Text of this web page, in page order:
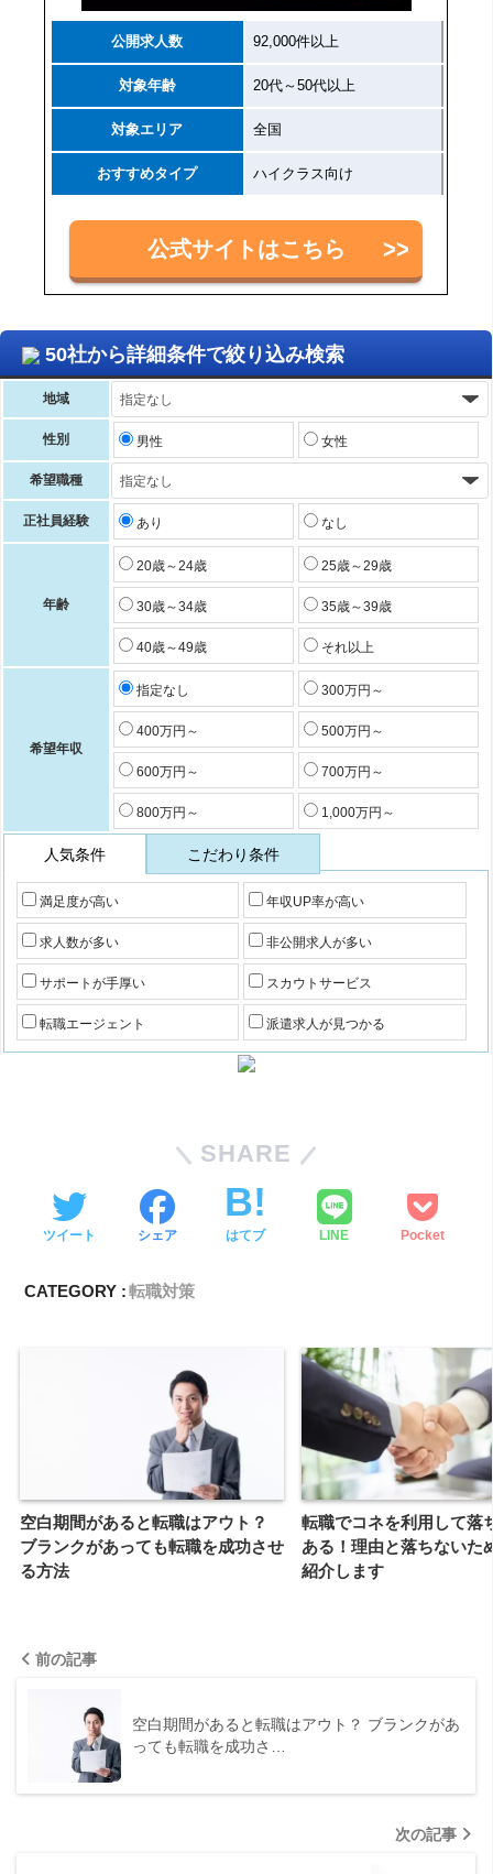
公開求人数 92,000件以上
対象年齢 20代～50代以上
対象エリア 全国
おすすめタイプ ハイクラス向け
公式サイトはこちら
50社から詳細条件で絞り込み検索
地域
性別 男性 女性
希望職種
正社員経験 あり なし
年齢
20歳～24歳 25歳～29歳
30歳～34歳 35歳～39歳
40歳～49歳 それ以上
希望年収
指定なし 300万円～
400万円～ 500万円～
600万円～ 700万円～
800万円～ 1,000万円～
人気条件 こだわり条件
満足度が高い 年収UP率が高い
求人数が多い 非公開求人が多い
サポートが手厚い スカウトサービス
転職エージェント 派遣求人が見つかる
SHARE
ツイート シェア はてブ LINE Pocket
CATEGORY :転職対策
空白期間があると転職はアウト？
ブランクがあっても転職を成功させ
る方法
転職でコネを利用して落
ある！理由と落ちないた
紹介します
前の記事
空白期間があると転職はアウト？ ブランクがあ
っても転職を成功さ…
次の記事